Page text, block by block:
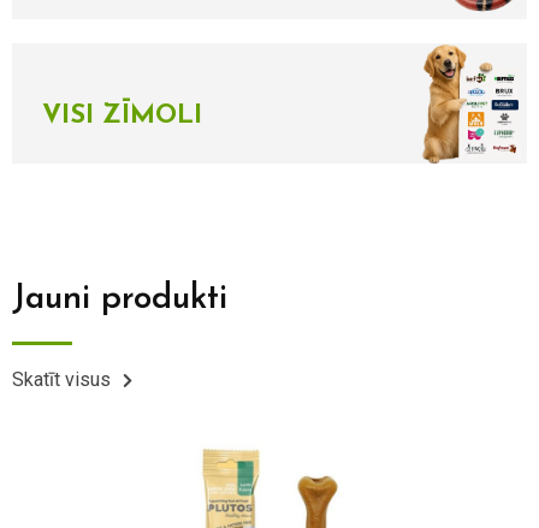
VISI ZĪMOLI
Jauni produkti
Skatīt visus